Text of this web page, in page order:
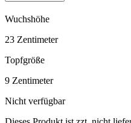
Wuchshöhe
23 Zentimeter
Topfgröße
9 Zentimeter
Nicht verfügbar